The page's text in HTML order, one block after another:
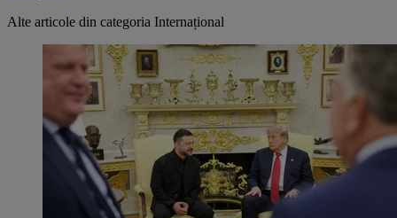
Alte articole din categoria Internațional